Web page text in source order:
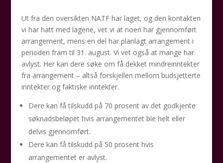
Ut fra den oversikten NATF har laget, og den kontakten
vi har hatt med lagene, vet vi at noen har gjennomført
arrangement, mens en del har planlagt arrangement i
perioden fram til 31. august. Vi vet også at mange har
avlyst. Her kan dere søke om få dekket mindreinntekter
fra arrangement – altså forskjellen mellom budsjetterte
inntekter og faktiske inntekter.
Dere kan få tilskudd på 70 prosent av det godkjente
søknadsbeløpet hvis arrangementet ble helt eller
delvis gjennomført.
Dere kan få tilskudd på 50 prosent hvis
arrangementet er avlyst.